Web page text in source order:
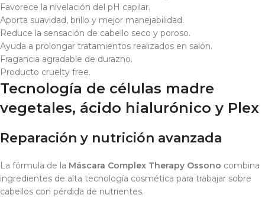
Favorece la nivelación del pH capilar.
Aporta suavidad, brillo y mejor manejabilidad.
Reduce la sensación de cabello seco y poroso.
Ayuda a prolongar tratamientos realizados en salón.
Fragancia agradable de durazno.
Producto cruelty free.
Tecnología de células madre
vegetales, ácido hialurónico y Plex
Reparación y nutrición avanzada
La fórmula de la Máscara Complex Therapy Ossono combina
ingredientes de alta tecnología cosmética para trabajar sobre
cabellos con pérdida de nutrientes.